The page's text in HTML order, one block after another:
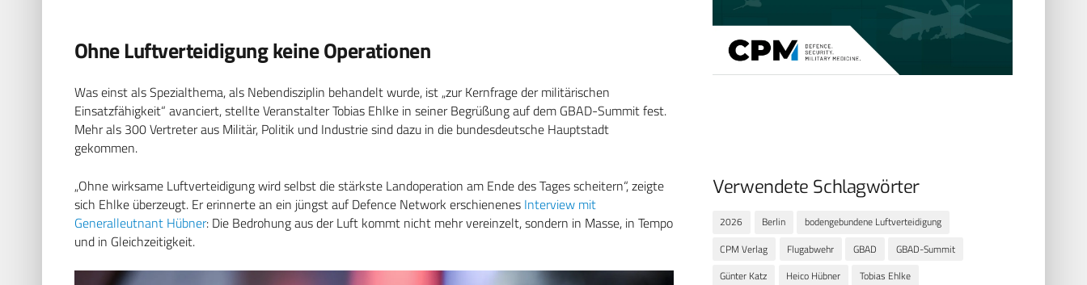
Ohne Luftverteidigung keine Operationen
Was einst als Spezialthema, als Nebendisziplin behandelt wurde, ist „zur Kernfrage der militärischen
Einsatzfähigkeit“ avanciert, stellte Veranstalter Tobias Ehlke in seiner Begrüßung auf dem GBAD-Summit fest.
Mehr als 300 Vertreter aus Militär, Politik und Industrie sind dazu in die bundesdeutsche Hauptstadt
gekommen.
„Ohne wirksame Luftverteidigung wird selbst die stärkste Landoperation am Ende des Tages scheitern“, zeigte
sich Ehlke überzeugt. Er erinnerte an ein jüngst auf Defence Network erschienenes Interview mit
Generalleutnant Hübner: Die Bedrohung aus der Luft kommt nicht mehr vereinzelt, sondern in Masse, in Tempo
und in Gleichzeitigkeit.
Verwendete Schlagwörter
2026 Berlin
bodengebundene Luftverteidigung
CPM Verlag
Flugabwehr GBAD
GBAD-Summit
Günter Katz
Heico Hübner Tobias Ehlke